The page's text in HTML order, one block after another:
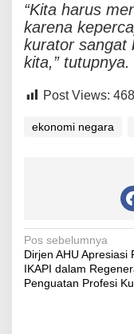
“Kita harus
karena
kurator sangat
kita,” tutupnya.
Post Views: 468
ekonomi negara
Navigasi
pos
Pos sebelumnya
Dirjen AHU Apresiasi
IKAPI dalam
Penguatan Profesi